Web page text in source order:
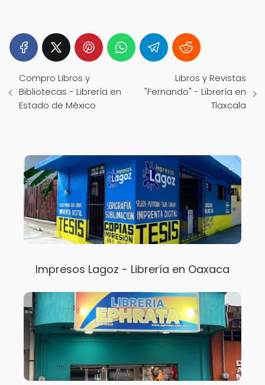
Compro Libros y
Bibliotecas - Librería en
Estado de México
Libros y Revistas
"Fernando" - Librería en
Tlaxcala
Impresos Lagoz - Librería en Oaxaca